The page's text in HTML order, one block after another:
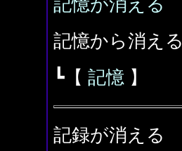
記憶が消える
記憶から消える
┗【 記憶 】
記録が消える